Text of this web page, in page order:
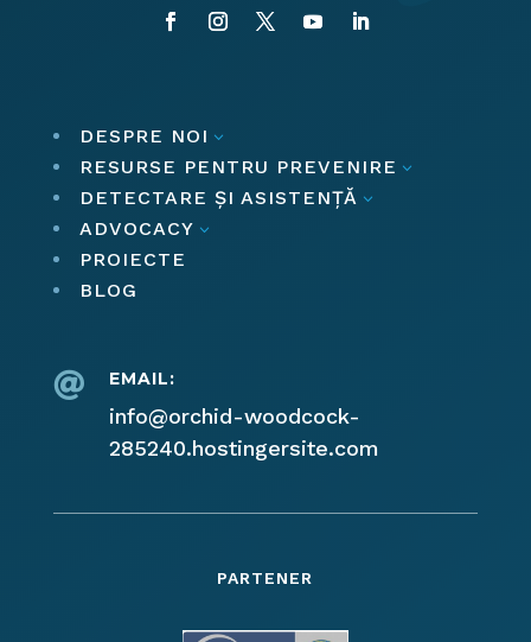
DESPRE NOI 3
RESURSE PENTRU PREVENIRE 3
DETECTARE ȘI ASISTENȚĂ 3
ADVOCACY 3
PROIECTE
BLOG
 EMAIL:
info@orchid-woodcock-
285240.hostingersite.com
PARTENER